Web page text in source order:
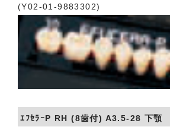
歯科関連機器
術野撮影キット
3D実体顕微鏡
お問い合わせ
(Y02-01-9883302)
ｴﾌｾﾗｰP RH (8歯付) A3.5-28 下顎